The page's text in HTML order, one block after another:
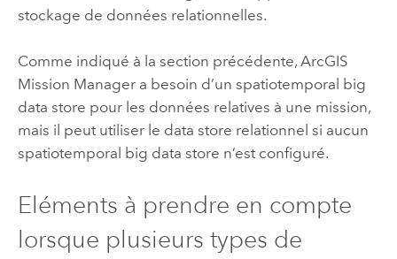
stockage de données relationnelles.
Comme indiqué à la section précédente, ArcGIS
Mission Managera besoin d’un spatiotemporal big
data store pour les données relatives à une mission,
mais il peut utiliser le data store relationnel si aucun
spatiotemporal big data store n’est configuré.
Eléments à prendre en compte
lorsque plusieurs types de